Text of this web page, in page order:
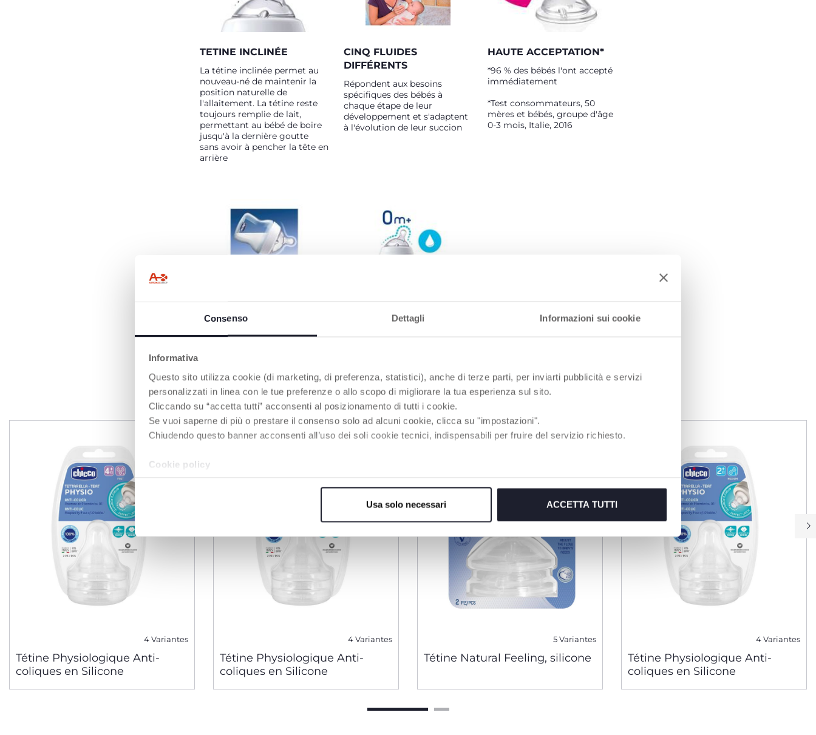
Consenso Dettagli Informazioni sui cookie
Informativa
Questo sito utilizza cookie (di marketing, di preferenza, statistici), anche di terze parti, per inviarti pubblicità e servizi
personalizzati in linea con le tue preferenze o allo scopo di migliorare la tua esperienza sul sito.
Cliccando su “accetta tutti” acconsenti al posizionamento di tutti i cookie.
Se vuoi saperne di più o prestare il consenso solo ad alcuni cookie, clicca su "impostazioni".
Chiudendo questo banner acconsenti all’uso dei soli cookie tecnici, indispensabili per fruire del servizio richiesto.
Cookie policy
Usa solo necessari ACCETTA TUTTI
TETINE INCLINÉE
La tétine inclinée permet au
nouveau-né de maintenir la
position naturelle de
l'allaitement. La tétine reste
toujours remplie de lait,
permettant au bébé de boire
jusqu'à la dernière goutte
sans avoir à pencher la tête en
arrière
CINQ FLUIDES
DIFFÉRENTS
Répondent aux besoins
spécifiques des bébés à
chaque étape de leur
développement et s'adaptent
à l'évolution de leur succion
HAUTE ACCEPTATION*
*96 % des bébés l'ont accepté
immédiatement
*Test consommateurs, 50
mères et bébés, groupe d'âge
0-3 mois, Italie, 2016
aide à réduire les
adapté aux besoins des
PRODUITS POUVANT VOUS INTÉRESSER
4 Variantes
Tétine Physiologique Anti-
coliques en Silicone
4 Variantes
Tétine Physiologique Anti-
coliques en Silicone
5 Variantes
Tétine Natural Feeling, silicone
4 Variantes
Tétine Physiologique Anti-
coliques en Silicone